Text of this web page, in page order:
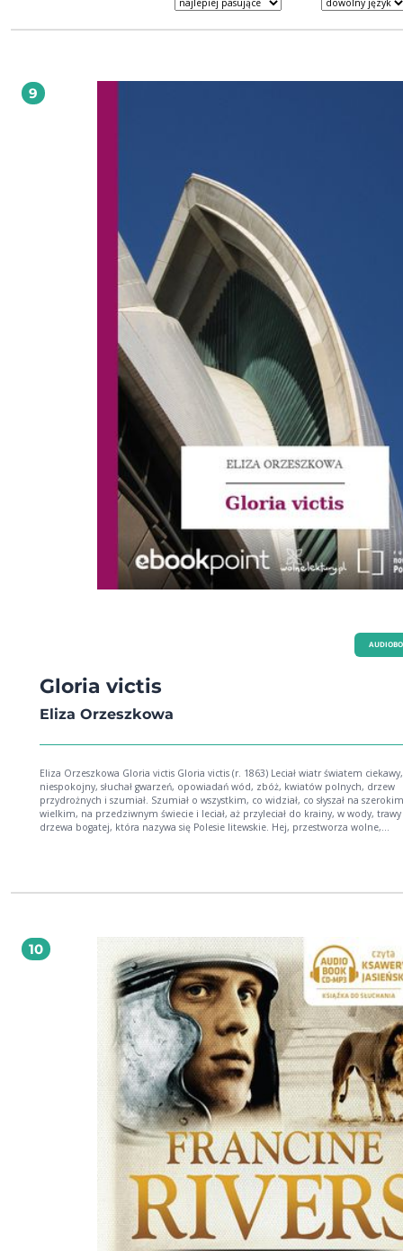
9
Gloria victis
Eliza Orzeszkowa
Eliza Orzeszkowa Gloria victis Gloria victis (r. 1863) Leciał wiatr światem ciekawy,
niespokojny, słuchał gwarzeń, opowiadań wód, zbóż, kwiatów polnych, drzew
przydrożnych i szumiał. Szumiał o wszystkim, co widział, co słyszał na szerokim,
wielkim, na przedziwnym świecie i leciał, aż przyleciał do krainy, w wody,
drzewa bogatej, która nazywa się Polesie litewskie. Hej, przestworza wolne,
(1885) Polska pisarka nurtu pozytywizmu znana pod nazwiskiem męża, Piotra
tendencyjne (Marta 1873); cele swojej wczesnej twórczości przedstawiła w
Kilka uwag nad powieścią (1866) i Listy o literaturze (1873). Drugim etapem
Orzeszkowej był realizm (Nad Niemnem), oscylujący niekiedy w kierunku
(Dziurdziowie). Teoretycznoliterackie opracowanie założeń powieści
znalazło się w rozprawie O powieściach T.T. Jeża z rzutem oka na powieść w
(1879). Późne utwory noszą cechy prozy modernistycznej (tom Gloria victis).
Najsłynniejsza powieść Orzeszkowej, Nad Niemnem, dotyczy tematu
narodowej, będąc jednocześnie uczczeniem powstania styczniowego, w
autorka czynnie brała udział. Samo powstanie było bardzo ważną częścią jej
swoim domu ukrywała ostatniego dyktatora tego zrywu narodowego,
Traugutta, osobiście też organizowała zaopatrzenie i pomoc lekarską dla
Pisarka utrzymywała ścisłe kontakty ze środowiskiem literackim: M.
jej bliską przyjaciółką jeszcze z pensji; ożywiona korespondencja łączyła
L. Méyetem i Z. Miłkowskim; była związana z tygodnikiem Bluszcz.
Nagrody Nobla w 1905 r., przegrała jednak z H. Sienkiewiczem. Twierdziła, że
literatura powinna odpowiadać za los społeczeństwa. autor: Bartłomiej Sandomierski
Kupując książkę wspierasz fundację Nowoczesna Polska, która propaguje ideę
kultury. Wolne Lektury to biblioteka internetowa, rozwijana pod patronatem
Ministerstwa Edukacji Narodowej. W jej zbiorach znajduje się kilka tysięcy
tym wiele lektur szkolnych zalecanych do użytku przez MEN, które trafiły już do
domeny publicznej. Wszystkie dzieła są odpowiednio opracowane - opatrzone
przypisami oraz motywami.
10